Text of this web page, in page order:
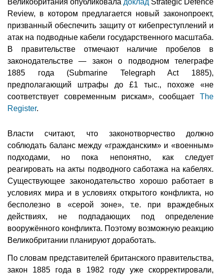
Великобритания опубликовала доклад Strategic Defence
Review, в котором предлагается новый законопроект,
призванный обеспечить защиту от кибепреступлений и
атак на подводные кабели государственного масштаба.
В правительстве отмечают наличие пробелов в
законодательстве — закон о подводном телеграфе
1885 года (Submarine Telegraph Act 1885),
предполагающий штрафы до £1 тыс., похоже «не
соответствует современным рискам», сообщает The
Register.
Власти считают, что законотворчество должно
соблюдать баланс между «гражданским» и «военным»
подходами, но пока непонятно, как следует
реагировать на акты подводного саботажа на кабелях.
Существующее законодательство хорошо работает в
условиях мира и в условиях открытого конфликта, но
бесполезно в «серой зоне», т.е. при враждебных
действиях, не подпадающих под определение
вооружённого конфликта. Поэтому возможную реакцию
Великобритании планируют доработать.
По словам представителей британского правительства,
закон 1885 года в 1982 году уже скорректировали,